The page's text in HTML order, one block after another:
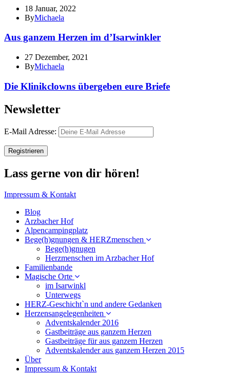
18 Januar, 2022
ByMichaela
Aus ganzem Herzen im d’Isarwinkler
27 Dezember, 2021
ByMichaela
Die Klinikclowns übergeben eure Briefe
Newsletter
E-Mail Adresse:
Lass gerne von dir hören!
Impressum & Kontakt
Blog
Arzbacher Hof
Alpencampingplatz
Bege(h)gnungen & HERZmenschen
Bege(h)gnugen
Herzmenschen im Arzbacher Hof
Familienbande
Magische Orte
im Isarwinkl
Unterwegs
HERZ-Geschicht`n und andere Gedanken
Herzensangelegenheiten
Adventskalender 2016
Gastbeiträge aus ganzem Herzen
Gastbeiträge für aus ganzem Herzen
Adventskalender aus ganzem Herzen 2015
Über
Impressum & Kontakt